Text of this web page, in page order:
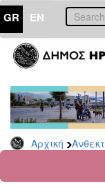
GR EN
Αρχική
ΑΝΘΕΚΤΙΚΗ
ΠΟΛΗ
Κοινωνική
Πολιτική
Νέα